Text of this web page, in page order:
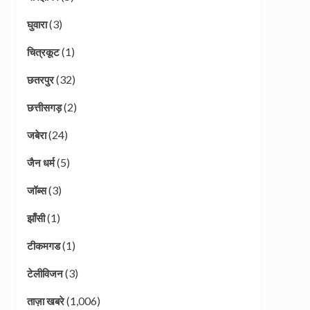
घुवारा(3)
चित्रकूट(1)
छतरपुर(32)
छत्तीसगड़(2)
जबेरा(24)
जैन धर्म(5)
जॉब्स(3)
झाँसी(1)
टीकमगड(1)
टेलीविजन(3)
ताज़ा खबरे(1,006)